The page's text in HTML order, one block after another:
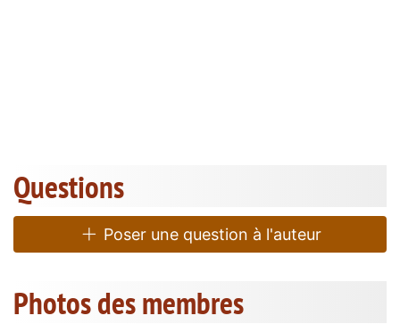
Questions
Poser une question à l'auteur
Photos des membres